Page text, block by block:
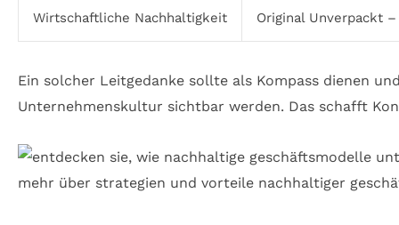
Wirtschaftliche Nachhaltigkeit Original Unverpackt
Ein solcher Leitgedanke sollte als Kompass dienen
Unternehmenskultur sichtbar werden. Das schafft